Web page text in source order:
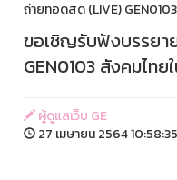
ถ่ายทอดสด (LIVE)
ขอเชิญรับฟังบรรยา
GEN0103 สังคมไทย
ผู้ดูแลเว็บ GE
27 เมษายน 2564 10:58:35